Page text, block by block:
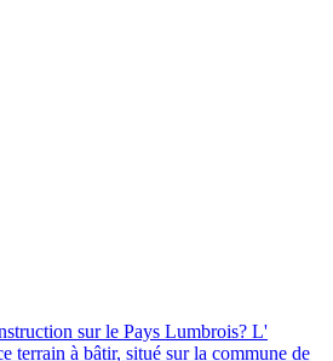
sur le Pays Lumbrois? L'
terrain à bâtir, situé sur la commune de